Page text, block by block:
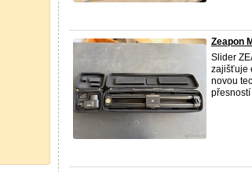
Zeapon
Slider
zajišťuje
novou